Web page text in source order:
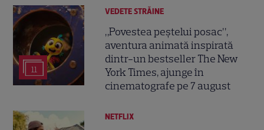
11
VEDETE STRĂINE
„Povestea peștelui posac”,
aventura animată inspirată
dintr-un bestseller The New
York Times, ajunge în
cinematografe pe 7 august
NETFLIX